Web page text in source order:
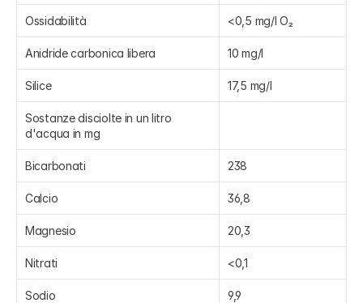
Ossidabilità <0,5 mg/l O₂
Anidride carbonica libera 10 mg/l
Silice 17,5 mg/l
Sostanze disciolte in un litro
d'acqua in mg
Bicarbonati 238
Calcio 36,8
Magnesio 20,3
Nitrati <0,1
Sodio 9,9